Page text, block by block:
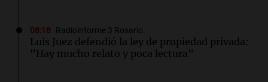
08:18 Radioinforme 3 Rosario
Luis Juez defendió la ley de propiedad privada:
"Hay mucho relato y poca lectura"